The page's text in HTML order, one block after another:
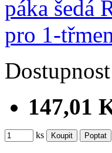
Dostupnost
147,01
ks